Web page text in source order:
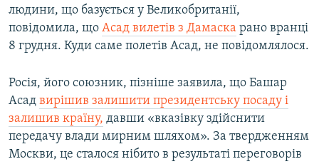
людини, що базується у Великобританії,
повідомила, що Асад вилетів з Дамаска рано вранці
8 грудня. Куди саме полетів Асад, не повідомлялося.
Росія, його союзник, пізніше заявила, що Башар
Асад вирішив залишити президентську посаду і
залишив країну, давши «вказівку здійснити
передачу влади мирним шляхом». За твердженням
Москви, це сталося нібито в результаті переговорів